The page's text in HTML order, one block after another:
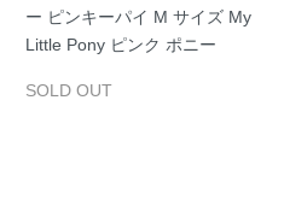
ー ピンキーパイ M サイズ My
Little Pony ピンク ポニー
SOLD OUT